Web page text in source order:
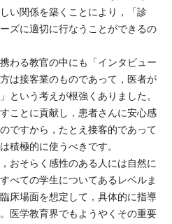
い関係を築くことにより，「診
ズに適切に行なうことができるの
わる教官の中にも「インタビュー
は接客業のものであって，医者が
という考えが根強くありました。
ことに貢献し，患者さんに安心感
ですから，たとえ接客的であって
積極的に使うべきです。
おそらく感性のある人には自然に
べての学生についてあるレベルま
床場面を想定して，具体的に指導
医学教育界でもようやくその重要